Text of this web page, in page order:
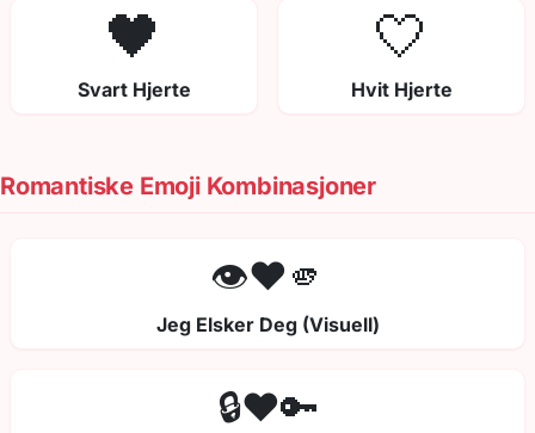
🖤
Svart Hjerte
🤍
Hvit Hjerte
Romantiske Emoji Kombinasjoner
👁️❤️🫵
Jeg Elsker Deg (Visuell)
🔒❤️🔑